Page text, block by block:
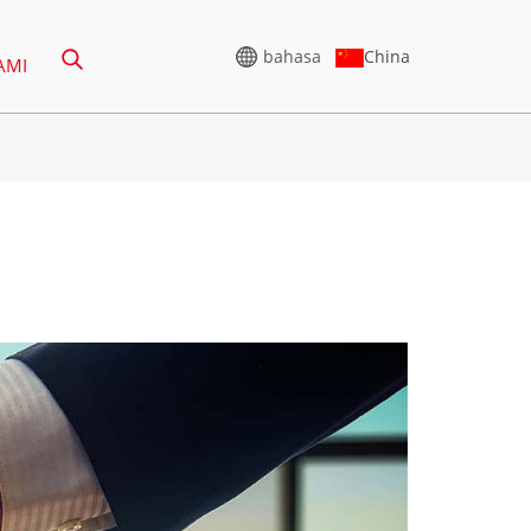
KVA
825 KVA
KVA
bahasa China